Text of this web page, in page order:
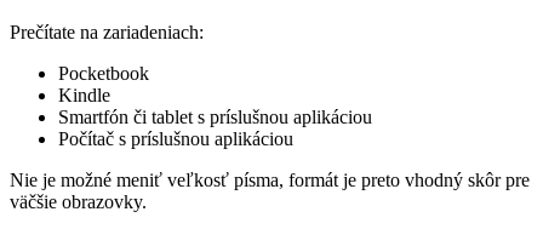
Prečítate na zariadeniach:
Pocketbook
Kindle
Smartfón či tablet s príslušnou aplikáciou
Počítač s príslušnou aplikáciou
Nie je možné meniť veľkosť písma, formát je preto vhodný skôr pre
väčšie obrazovky.